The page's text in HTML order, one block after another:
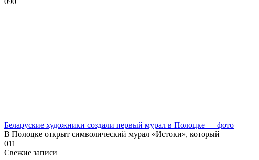
Беларуские художники создали первый мурал в Полоцке — фото
В Полоцке открыт символический мурал «Истоки», который
011
Свежие записи